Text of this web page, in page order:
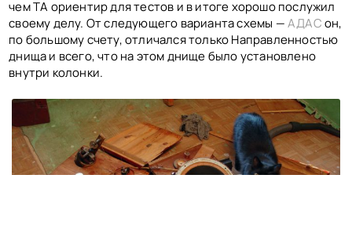
чем ТА ориентир для тестов и в итоге хорошо послужил
своему делу. От следующего варианта схемы —АДАСон,
по большому счету, отличался только Направленностью
днища и всего, что на этом днище было установлено
внутри колонки.